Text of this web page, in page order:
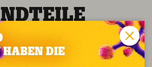
(%): Protein: 8.6; Fettgehalt:
Stoff: 1.5; Rohfaser: 0.60;
Brennwert: 81 kcal/100 g.